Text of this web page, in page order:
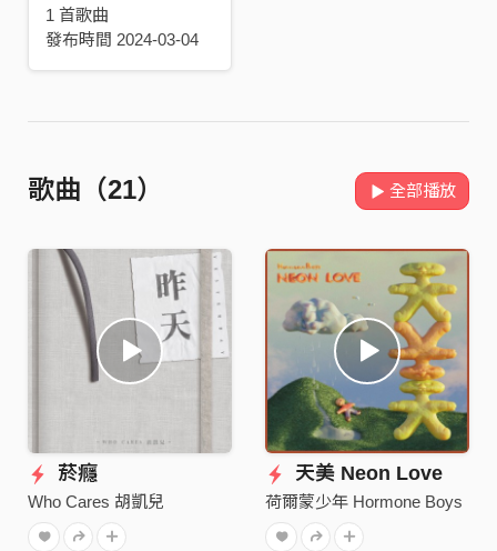
1 首歌曲
發布時間 2024-03-04
歌曲（21） 全部播放
菸癮
Who Cares 胡凱兒
天美 Neon Love
荷爾蒙少年 Hormone Boys